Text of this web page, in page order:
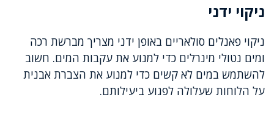
ניקוי ידני
ניקוי פאנלים סולאריים באופן ידני מצריך מברשת רכה
ומים נטולי מינרלים כדי למנוע את עקבות המים. חשוב
להשתמש במים לא קשים כדי למנוע את הצברת אבנית
על הלוחות שעלולה לפגוע ביעילותם.